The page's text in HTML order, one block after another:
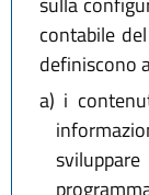
contabile
definiscono
a) i